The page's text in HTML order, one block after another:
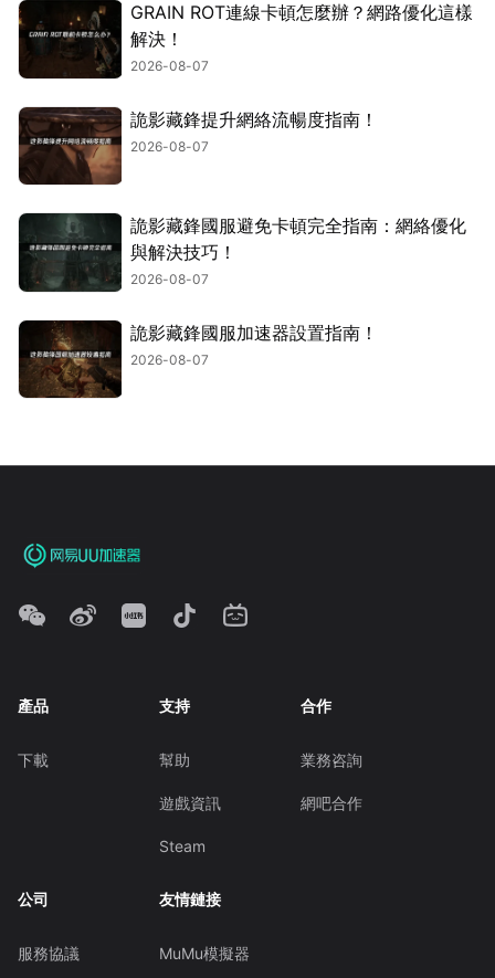
GRAIN ROT連線卡頓怎麼辦？網路優化這樣
解決！
2026-08-07
詭影藏鋒提升網絡流暢度指南！
2026-08-07
詭影藏鋒國服避免卡頓完全指南：網絡優化
與解決技巧！
2026-08-07
詭影藏鋒國服加速器設置指南！
2026-08-07
產品
下載
支持
幫助
遊戲資訊
Steam
合作
業務咨詢
網吧合作
公司
服務協議
友情鏈接
MuMu模擬器